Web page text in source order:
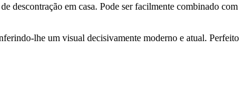
descontração em casa. Pode ser facilmente combinado
lhe um visual decisivamente moderno e atual.